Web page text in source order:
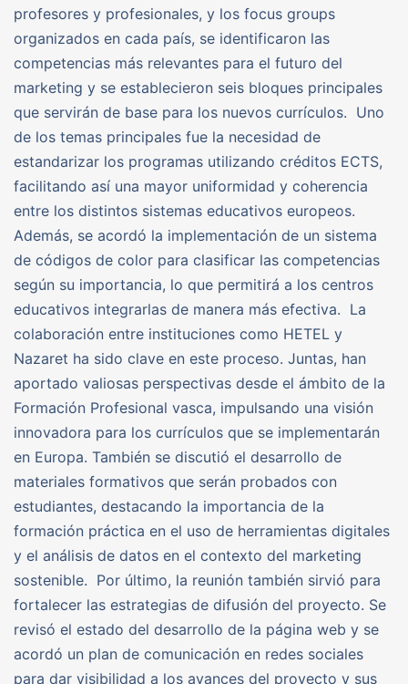
profesores y profesionales, y los focus groups
organizados en cada país, se identificaron las
competencias más relevantes para el futuro del
marketing y se establecieron seis bloques principales
que servirán de base para los nuevos currículos. Uno
de los temas principales fue la necesidad de
estandarizar los programas utilizando créditos ECTS,
facilitando así una mayor uniformidad y coherencia
entre los distintos sistemas educativos europeos.
Además, se acordó la implementación de un sistema
de códigos de color para clasificar las competencias
según su importancia, lo que permitirá a los centros
educativos integrarlas de manera más efectiva. La
colaboración entre instituciones como HETEL y
Nazaret ha sido clave en este proceso. Juntas, han
aportado valiosas perspectivas desde el ámbito de la
Formación Profesional vasca, impulsando una visión
innovadora para los currículos que se implementarán
en Europa. También se discutió el desarrollo de
materiales formativos que serán probados con
estudiantes, destacando la importancia de la
formación práctica en el uso de herramientas digitales
y el análisis de datos en el contexto del marketing
sostenible. Por último, la reunión también sirvió para
fortalecer las estrategias de difusión del proyecto. Se
revisó el estado del desarrollo de la página web y se
acordó un plan de comunicación en redes sociales
para dar visibilidad a los avances del proyecto y sus